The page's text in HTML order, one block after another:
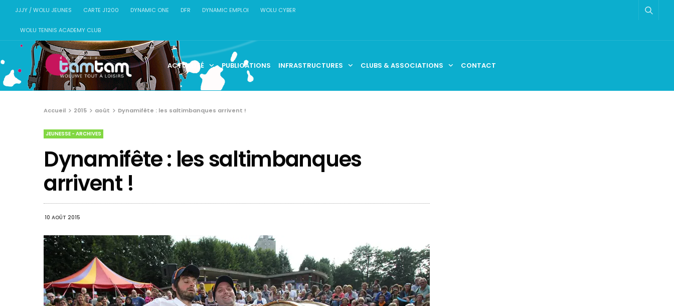
JJJY / WOLU JEUNES CARTE J1200 DYNAMIC ONE DFR DYNAMIC EMPLOI WOLU CYBER
WOLU TENNIS ACADEMY CLUB
ACTUALITÉ PUBLICATIONS INFRASTRUCTURES CLUBS & ASSOCIATIONS CONTACT
Accueil 2015 août Dynamifête : les saltimbanques arrivent !
JEUNESSE - ARCHIVES
Dynamifête : les saltimbanques
arrivent !
10 AOÛT 2015